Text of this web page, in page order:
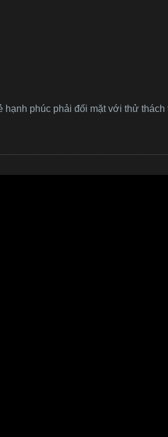
hạnh phúc phải đối mặt với thử